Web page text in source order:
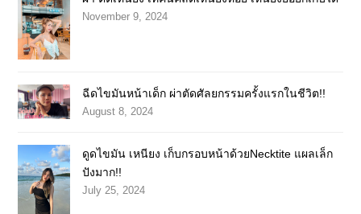
November 9, 2024
ฉีดไขมันหน้าเด็ก ผ่าตัดศัลยกรรมครั้งแรกในชีวิต!!
August 8, 2024
ดูดไขมัน เหนียง เก็บกรอบหน้าด้วยNecktite แผลเล็ก
ปังมาก!!
July 25, 2024